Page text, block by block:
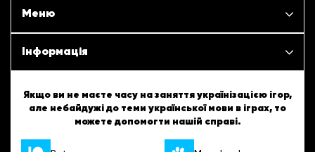
Меню
Наші проєкти
Інформація
ШБТурнір
ШБТворчість
Якщо ви не маєте часу на заняття українізацією ігор,
але небайдужі до теми української мови в іграх, то
можете допомогти нашій справі.